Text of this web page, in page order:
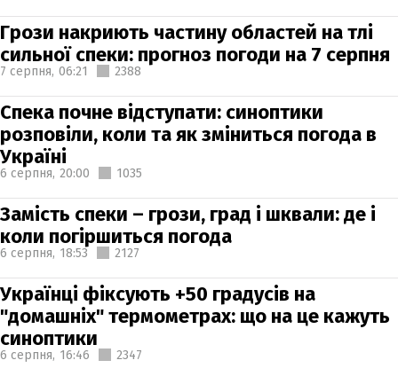
Грози накриють частину областей на тлі
сильної спеки: прогноз погоди на 7 серпня
7 серпня, 06:21 2388
Спека почне відступати: синоптики
розповіли, коли та як зміниться погода в
Україні
6 серпня, 20:00 1035
Замість спеки – грози, град і шквали: де і
коли погіршиться погода
6 серпня, 18:53 2127
Українці фіксують +50 градусів на
"домашніх" термометрах: що на це кажуть
синоптики
6 серпня, 16:46 2347